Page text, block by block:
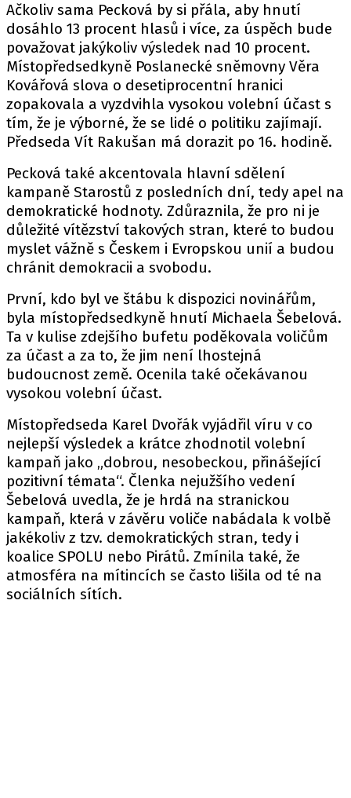
Ačkoliv sama Pecková by si přála, aby hnutí
dosáhlo 13 procent hlasů i více, za úspěch bude
považovat jakýkoliv výsledek nad 10 procent.
Místopředsedkyně Poslanecké sněmovny Věra
Kovářová slova o desetiprocentní hranici
zopakovala a vyzdvihla vysokou volební účast s
tím, že je výborné, že se lidé o politiku zajímají.
Předseda Vít Rakušan má dorazit po 16. hodině.
Pecková také akcentovala hlavní sdělení
kampaně Starostů z posledních dní, tedy apel na
demokratické hodnoty. Zdůraznila, že pro ni je
důležité vítězství takových stran, které to budou
myslet vážně s Českem i Evropskou unií a budou
chránit demokracii a svobodu.
První, kdo byl ve štábu k dispozici novinářům,
byla místopředsedkyně hnutí Michaela Šebelová.
Ta v kulise zdejšího bufetu poděkovala voličům
za účast a za to, že jim není lhostejná
budoucnost země. Ocenila také očekávanou
vysokou volební účast.
Místopředseda Karel Dvořák vyjádřil víru v co
nejlepší výsledek a krátce zhodnotil volební
kampaň jako „dobrou, nesobeckou, přinášející
pozitivní témata“. Členka nejužšího vedení
Šebelová uvedla, že je hrdá na stranickou
kampaň, která v závěru voliče nabádala k volbě
jakékoliv z tzv. demokratických stran, tedy i
koalice SPOLU nebo Pirátů. Zmínila také, že
atmosféra na mítincích se často lišila od té na
sociálních sítích.